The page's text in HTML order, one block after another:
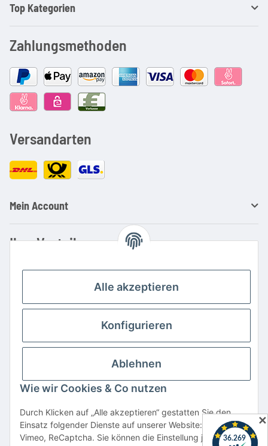
Top Kategorien
Zahlungsmethoden
Versandarten
Mein Account
Ihre Vorteile
Kauf auf Rechnung
Große Auswahl an Netzteilen und Ladegeräten
Schnelle Lieferung
Hohe Lagerverfügbarkeit
Vertrag widerrufen
* Alle Preise inkl. gesetzlicher USt., zzgl.Versand
Alle akzeptieren
Konfigurieren
Ablehnen
Wie wir Cookies & Co nutzen
Durch Klicken auf „Alle akzeptieren“ gestatten Sie den
Einsatz folgender Dienste auf unserer Website: YouTube,
Vimeo, ReCaptcha. Sie können die Einstellung jederzeit
✕